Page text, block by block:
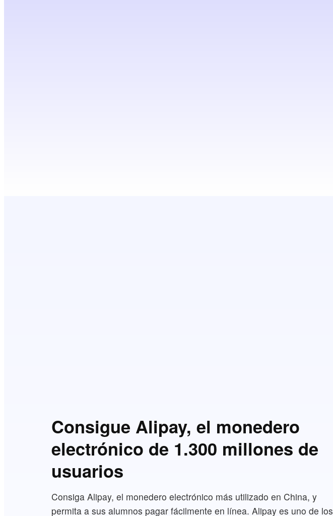
Consigue Alipay, el monedero
electrónico de 1.300 millones de
usuarios
Consiga Alipay, el monedero electrónico más utilizado en China, y
permita a sus alumnos pagar fácilmente en línea. Alipay es uno de los